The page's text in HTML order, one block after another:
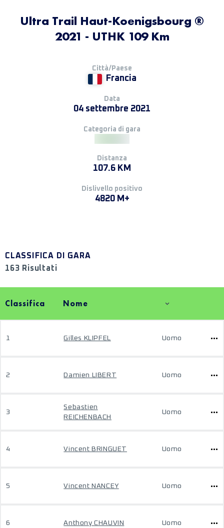
Ultra Trail Haut-Koenigsbourg ®
2021 - UTHK 109 Km
Città/Paese
Francia
Data
04 settembre 2021
Categoria di gara
Distanza
107.6 KM
Dislivello positivo
4820 M+
CLASSIFICA DI GARA
163 Risultati
Classifica Nome
1 Gilles KLIPFEL Uomo
2 Damien LIBERT Uomo
3
Sebastien
REICHENBACH
Uomo
4 Vincent BRINGUET Uomo
5 Vincent NANCEY Uomo
6 Anthony CHAUVIN Uomo